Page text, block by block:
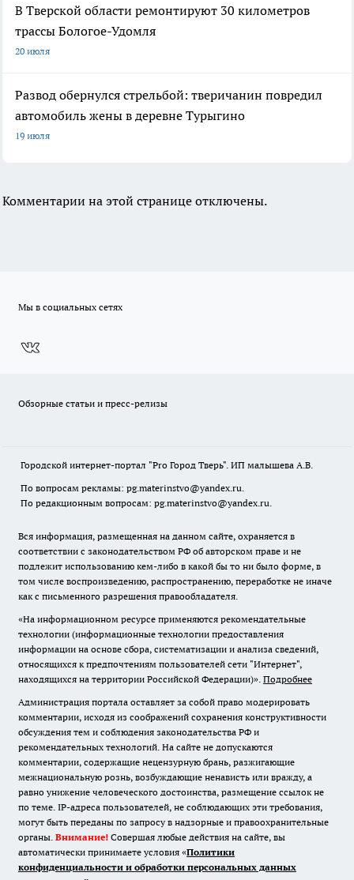
В Тверской области ремонтируют 30 километров
трассы Бологое-Удомля
20 июля
Развод обернулся стрельбой: тверичанин повредил
автомобиль жены в деревне Турыгино
19 июля
Комментарии на этой странице отключены.
Мы в социальных сетях
Обзорные статьи и пресс-релизы
Городской интернет-портал "Pro Город Тверь". ИП малышева А.В.
По вопросам рекламы: pg.materinstvo@yandex.ru.
По редакционным вопросам: pg.materinstvo@yandex.ru.
Вся информация, размещенная на данном сайте, охраняется в
соответствии с законодательством РФ об авторском праве и не
подлежит использованию кем-либо в какой бы то ни было форме, в
том числе воспроизведению, распространению, переработке не иначе
как с письменного разрешения правообладателя.
«На информационном ресурсе применяются рекомендательные
технологии (информационные технологии предоставления
информации на основе сбора, систематизации и анализа сведений,
относящихся к предпочтениям пользователей сети "Интернет",
находящихся на территории Российской Федерации)». Подробнее
Администрация портала оставляет за собой право модерировать
комментарии, исходя из соображений сохранения конструктивности
обсуждения тем и соблюдения законодательства РФ и
рекомендательных технологий. На сайте не допускаются
комментарии, содержащие нецензурную брань, разжигающие
межнациональную рознь, возбуждающие ненависть или вражду, а
равно унижение человеческого достоинства, размещение ссылок не
по теме. IP-адреса пользователей, не соблюдающих эти требования,
могут быть переданы по запросу в надзорные и правоохранительные
органы. Внимание! Совершая любые действия на сайте, вы
автоматически принимаете условия «Политики
конфиденциальности и обработки персональных данных